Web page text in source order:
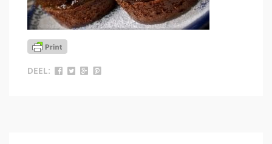
DEEL: